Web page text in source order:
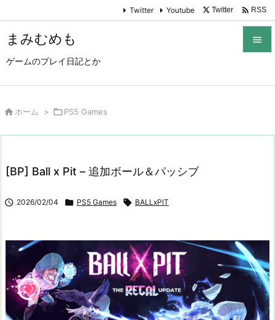
まみむめも
ゲームのプレイ日記とか

Twitter Youtube Twitter  RSS
 ホーム > PS5 Games
[BP] Ball x Pit – 追加ボール＆パッシブ
 2026/02/04  PS5 Games  BALLxPIT